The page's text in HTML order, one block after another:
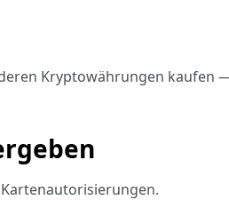
Kryptowährungen kaufen